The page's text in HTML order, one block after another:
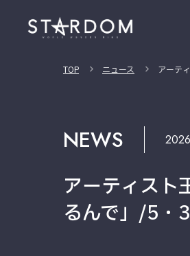
TOP ニュース アーテ
NEWS
アーティスト
るんで」/5・